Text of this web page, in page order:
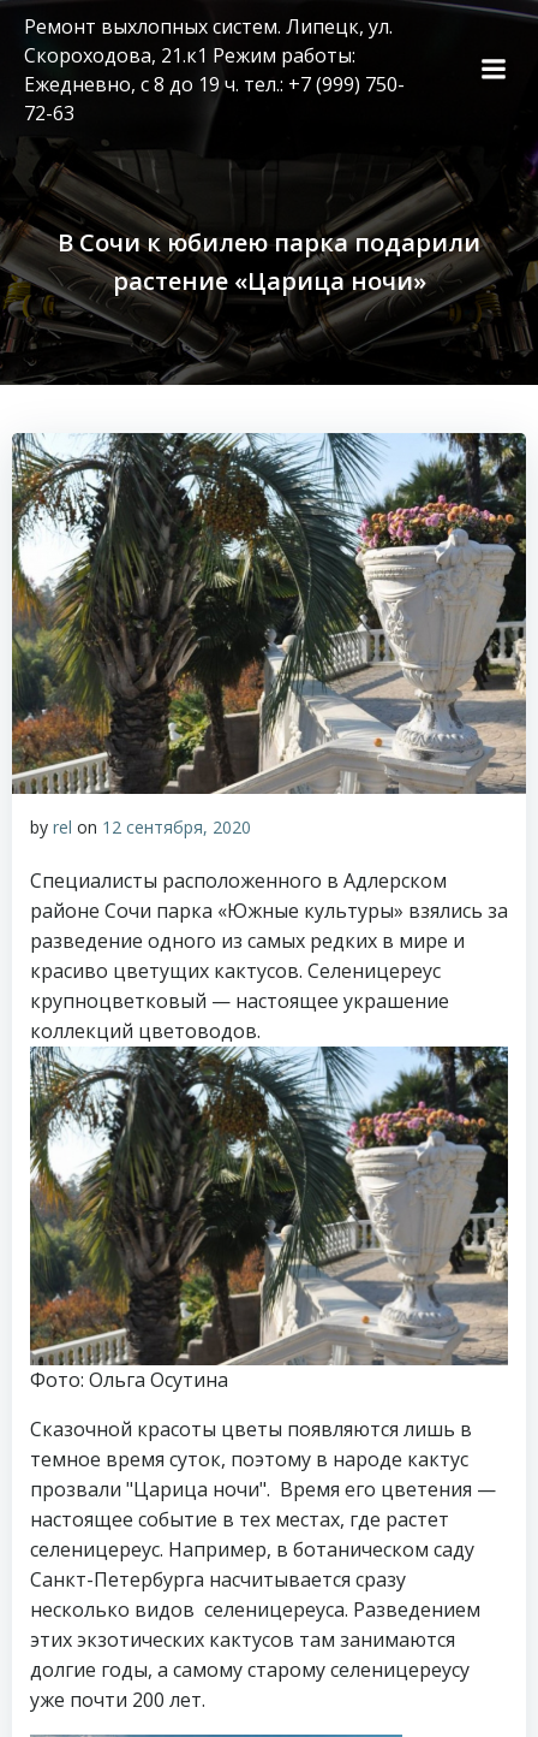
Перейти
к
содержимому
Ремонт выхлопных систем. Липецк, ул.
Скороходова, 21.к1 Режим работы:
Ежедневно, с 8 до 19 ч. тел.: +7 (999) 750-
72-63
В Сочи к юбилею парка подарили
растение «Царица ночи»
by rel on 12 сентября, 2020
Специалисты расположенного в Адлерском
районе Сочи парка «Южные культуры» взялись за
разведение одного из самых редких в мире и
красиво цветущих кактусов. Селеницереус
крупноцветковый — настоящее украшение
коллекций цветоводов.
Фото: Ольга Осутина
Сказочной красоты цветы появляются лишь в
темное время суток, поэтому в народе кактус
прозвали "Царица ночи". Время его цветения —
настоящее событие в тех местах, где растет
селеницереус. Например, в ботаническом саду
Санкт-Петербурга насчитывается сразу
несколько видов селеницереуса. Разведением
этих экзотических кактусов там занимаются
долгие годы, а самому старому селеницереусу
уже почти 200 лет.